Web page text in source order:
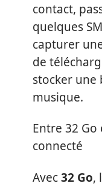
contact,
quelques
capturer
de
stocker une
musique.
Entre 32
connecté
Avec32 Go,